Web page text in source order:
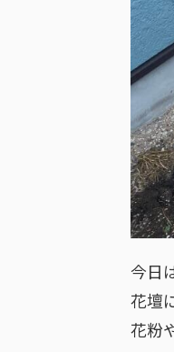
今日
花壇
花粉